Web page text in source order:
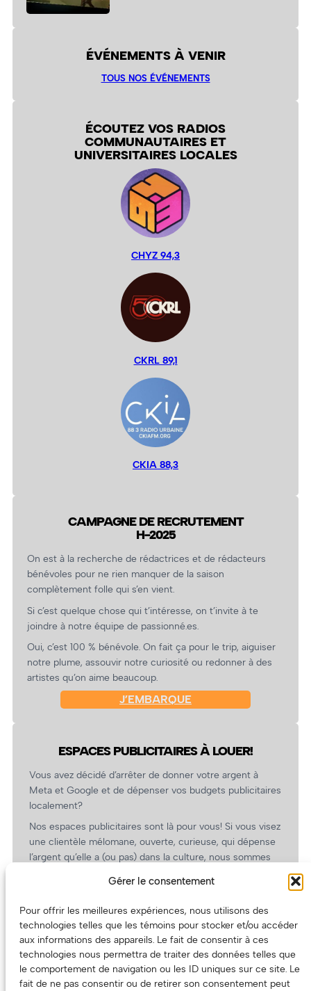
Gérer le consentement
Pour offrir les meilleures expériences, nous utilisons des
technologies telles que les témoins pour stocker et/ou accéder
aux informations des appareils. Le fait de consentir à ces
technologies nous permettra de traiter des données telles que
le comportement de navigation ou les ID uniques sur ce site. Le
fait de ne pas consentir ou de retirer son consentement peut
ÉVÉNEMENTS À VENIR
TOUS NOS ÉVÉNEMENTS
ÉCOUTEZ VOS RADIOS
COMMUNAUTAIRES ET
UNIVERSITAIRES LOCALES
CHYZ 94,3
CKRL 89,1
CKIA 88,3
CAMPAGNE DE RECRUTEMENT
H-2025
On est à la recherche de rédactrices et de rédacteurs
bénévoles pour ne rien manquer de la saison
complètement folle qui s’en vient.
Si c’est quelque chose qui t’intéresse, on t’invite à te
joindre à notre équipe de passionné.es.
Oui, c’est 100 % bénévole. On fait ça pour le trip, aiguiser
notre plume, assouvir notre curiosité ou redonner à des
artistes qu’on aime beaucoup.
J’EMBARQUE
ESPACES PUBLICITAIRES À LOUER!
Vous avez décidé d’arrêter de donner votre argent à
Meta et Google et de dépenser vos budgets publicitaires
localement?
Nos espaces publicitaires sont là pour vous! Si vous visez
une clientèle mélomane, ouverte, curieuse, qui dépense
l’argent qu’elle a (ou pas) dans la culture, nous sommes
revient.
(Oui, on va avoir des tarifs spéciaux pour vous, les
artistes!)